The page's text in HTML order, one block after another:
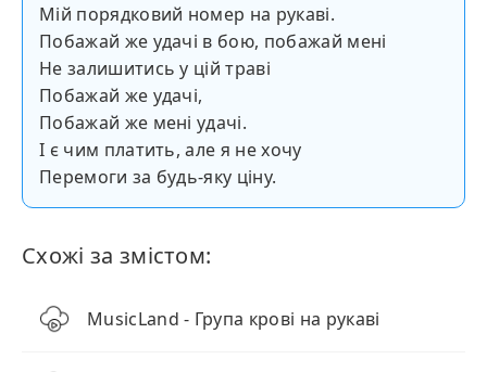
Мій порядковий номер на рукаві.
Побажай же удачі в бою, побажай мені
Не залишитись у цій траві
Побажай же удачі,
Побажай же мені удачі.
І є чим платить, але я не хочу
Перемоги за будь-яку ціну.
Схожі за змістом:
MusicLand - Група крові на рукаві